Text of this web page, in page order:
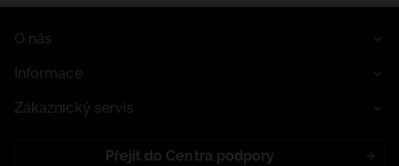
O nás
Informace
Zákaznický servis
Přejít do Centra podpory